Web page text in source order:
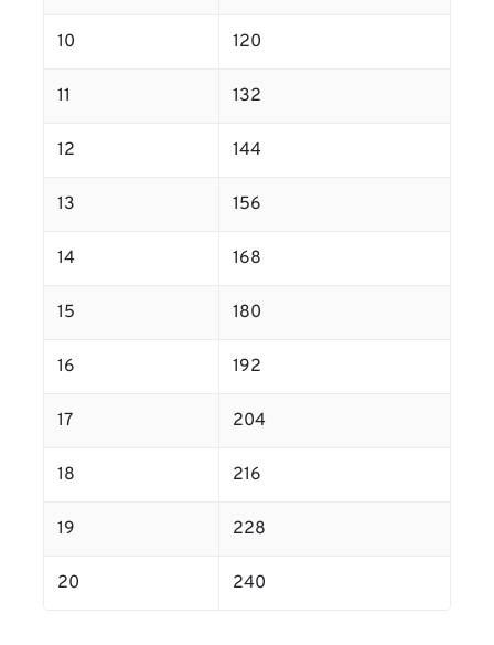
10 120
11 132
12 144
13 156
14 168
15 180
16 192
17 204
18 216
19 228
20 240